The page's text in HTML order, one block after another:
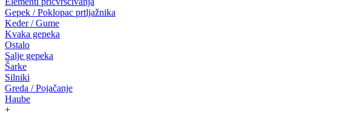
Gepek / Poklopac prtljažnika
Keder / Gume
Kvaka gepeka
Ostalo
Salje gepeka
Šarke
Silniki
Greda / Pojačanje
Haube
+